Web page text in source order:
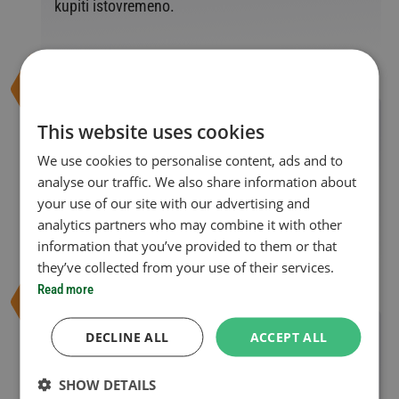
kupiti istovremeno.
31. januara naredne godine. Godišnja vinjeta važi
od trenutka kupovine i ne pruža retroaktivno
pravo na korišćenje autoputa.
Nekoliko
Ovo se odnosi na kupovinu kombinacije
mesečnih vinjeta za 2,3,4 ili 5 meseci. Važi za sve
This website uses cookies
We use cookies to personalise content, ads and to
analyse our traffic. We also share information about
your use of our site with our advertising and
analytics partners who may combine it with other
information that you’ve provided to them or that
they’ve collected from your use of their services.
Read more
ACCEPT ALL
DECLINE ALL
SHOW DETAILS